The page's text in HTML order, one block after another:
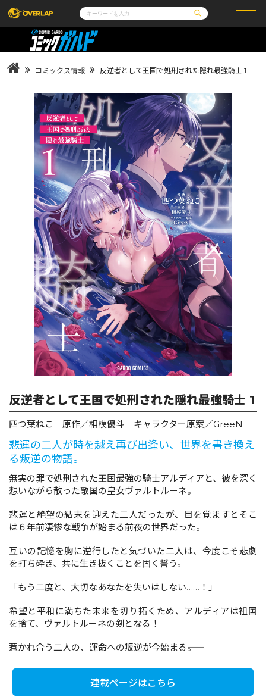
コミック
LiQulle
ライトノベル
ノベルスf
ポケットモンスター
アニメ
ゲーム
オーバーラップ広報室
企業
会社概要
採用情報
アクセス
オーバーラップホールディングス
お問い合わせはこちら
オーバーラップ文庫
オーバーラップノベルス
オーバーラップノベルスf
ロサージュノベルス
コミックガルド
コミッククリエ
コミックパルフェ
コミックス情報 反逆者として王国で処刑された隠れ最強騎士 1
反逆者として王国で処刑された隠れ最強騎士 1
四つ葉ねこ 原作／相模優斗 キャラクター原案／GreeN
悲運の二人が時を越え再び出逢い、世界を書き換え
る叛逆の物語。
無実の罪で処刑された王国最強の騎士アルディアと、彼を深く
想いながら散った敵国の皇女ヴァルトルーネ。
悲運と絶望の結末を迎えた二人だったが、目を覚ますとそこ
は６年前――凄惨な戦争が始まる前夜の世界だった。
互いの記憶を胸に逆行したと気づいた二人は、今度こそ悲劇
を打ち砕き、共に生き抜くことを固く誓う。
「もう二度と、大切なあなたを失いはしない……！」
希望と平和に満ちた未来を切り拓くため、アルディアは祖国
を捨て、ヴァルトルーネの剣となる！
惹かれ合う二人の、運命への叛逆が今始まる――。
連載ページはこちら